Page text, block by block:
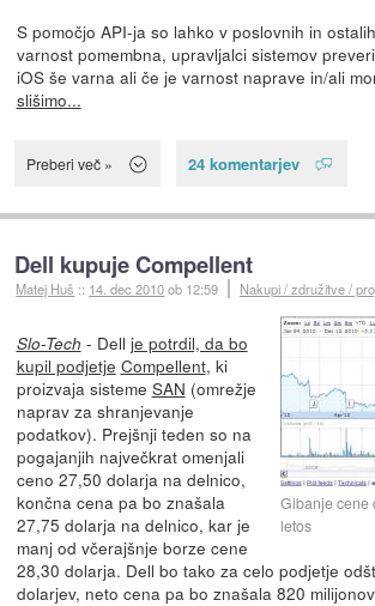
S pomočjo API-ja so lahko v poslovnih in
varnost pomembna, upravljalci sistemov
iOS še varna ali če je varnost naprave in/ali
slišimo...
Preberi več » 24 komentarjev
Dell kupuje Compellent
Matej Huš :: 14. dec 2010ob 12:59 Nakupi / združitve /
Gibanje cene
letos
Slo-Tech - Dell je potrdil, da bo
kupil podjetje Compellent, ki
proizvaja sisteme SAN (omrežje
naprav za shranjevanje
podatkov). Prejšnji teden so na
pogajanjih največkrat omenjali
ceno 27,50 dolarja na delnico,
končna cena pa bo znašala
27,75 dolarja na delnico, kar je
manj od včerajšnje borze cene
28,30 dolarja. Dell bo tako za celo podjetje
dolarjev, neto cena pa bo znašala 820